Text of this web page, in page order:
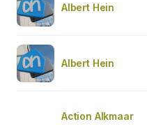
Albert Hein
Albert Hein
Action Alkmaar